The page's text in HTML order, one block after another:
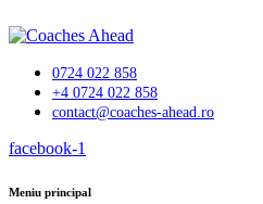
0724 022 858
+4 0724 022 858
contact@coaches-ahead.ro
facebook-1
Meniu principal